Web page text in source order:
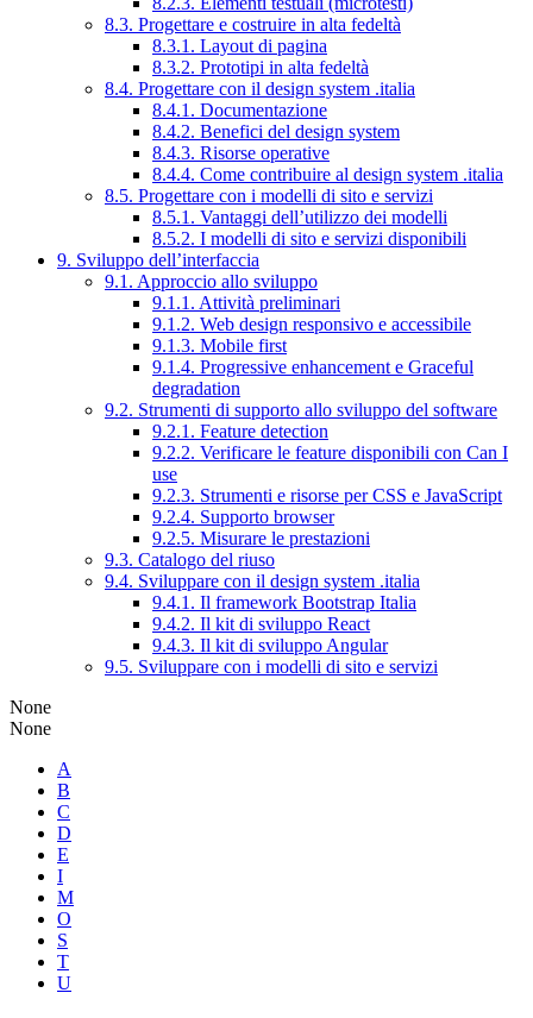
8.3. Progettare e costruire in alta fedeltà
8.3.1. Layout di pagina
8.3.2. Prototipi in alta fedeltà
8.4. Progettare con il design system .italia
8.4.1. Documentazione
8.4.2. Benefici del design system
8.4.3. Risorse operative
8.4.4. Come contribuire al design system .italia
8.5. Progettare con i modelli di sito e servizi
8.5.1. Vantaggi dell’utilizzo dei modelli
8.5.2. I modelli di sito e servizi disponibili
9. Sviluppo dell’interfaccia
9.1. Approccio allo sviluppo
9.1.1. Attività preliminari
9.1.2. Web design responsivo e accessibile
9.1.3. Mobile first
9.1.4. Progressive enhancement e Graceful
degradation
9.2. Strumenti di supporto allo sviluppo del software
9.2.1. Feature detection
9.2.2. Verificare le feature disponibili con Can I
use
9.2.3. Strumenti e risorse per CSS e JavaScript
9.2.4. Supporto browser
9.2.5. Misurare le prestazioni
9.3. Catalogo del riuso
9.4. Sviluppare con il design system .italia
9.4.1. Il framework Bootstrap Italia
9.4.2. Il kit di sviluppo React
9.4.3. Il kit di sviluppo Angular
9.5. Sviluppare con i modelli di sito e servizi
None
None
A
B
C
D
E
I
M
O
S
T
U